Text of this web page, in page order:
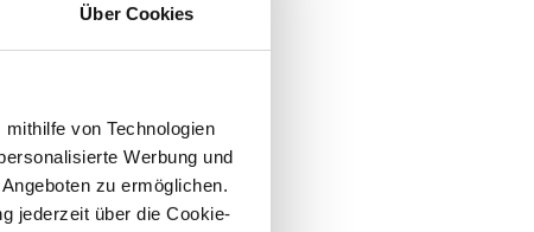
Über Cookies
von Technologien
Werbung und
zu ermöglichen.
jederzeit über die Cookie-